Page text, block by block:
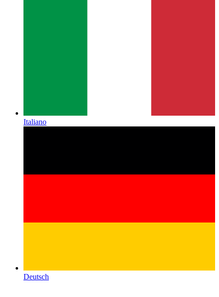
Italiano
Deutsch